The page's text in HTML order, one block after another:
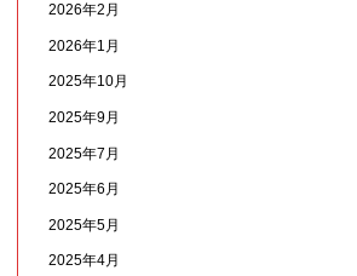
2026年2月
2026年1月
2025年10月
2025年9月
2025年7月
2025年6月
2025年5月
2025年4月